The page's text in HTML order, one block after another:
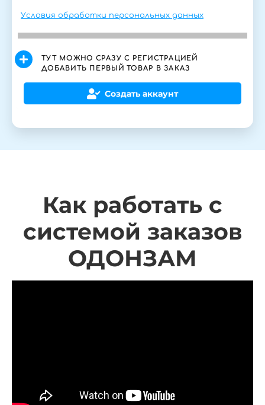
Условия обработки персональных данных
ТУТ МОЖНО СРАЗУ С РЕГИСТРАЦИЕЙ
ДОБАВИТЬ ПЕРВЫЙ ТОВАР В ЗАКАЗ
Создать аккаунт
Как работать с
системой заказов
ОДОНЗАМ